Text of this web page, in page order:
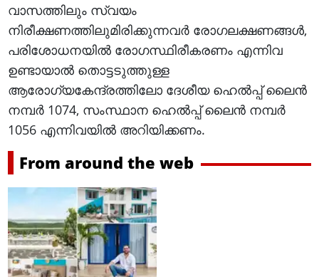
വാസത്തിലും സ്വയം
നിരീക്ഷണത്തിലുമിരിക്കുന്നവര്‍ രോഗലക്ഷണങ്ങള്‍,
പരിശോധനയില്‍ രോഗസ്ഥിരീകരണം എന്നിവ
ഉണ്ടായാല്‍ തൊട്ടടുത്തുള്ള
ആരോഗ്യകേന്ദ്രത്തിലോ ദേശീയ ഹെല്‍പ്പ് ലൈന്‍
നമ്പര്‍ 1074, സംസ്ഥാന ഹെല്‍പ്പ് ലൈന്‍ നമ്പര്‍
1056 എന്നിവയില്‍ അറിയിക്കണം.
From around the web